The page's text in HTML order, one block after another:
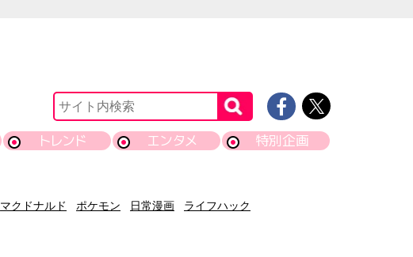
トレンド エンタメ 特別企画
マクドナルド ポケモン 日常漫画
ライフハック